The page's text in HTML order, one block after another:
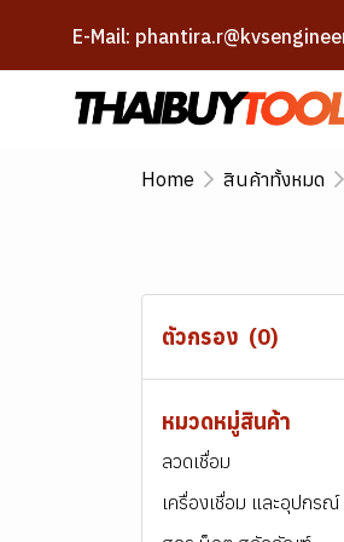
E-Mail:
Home สินค้าทั้งหมด
ตัวกรอง (0)
หมวดหมู่สินค้า
สินค้าทั้งหมด
ลวดเชื่อม
ลวดเชื่อมเหล็ก
เครื่องเชื่อม และอุปกรณ์